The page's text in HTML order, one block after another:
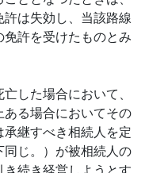
は失効し、当該路線
許を受けたものとみ
した場合において、
る場合においてその
継すべき相続人を定
じ。）が被相続人の